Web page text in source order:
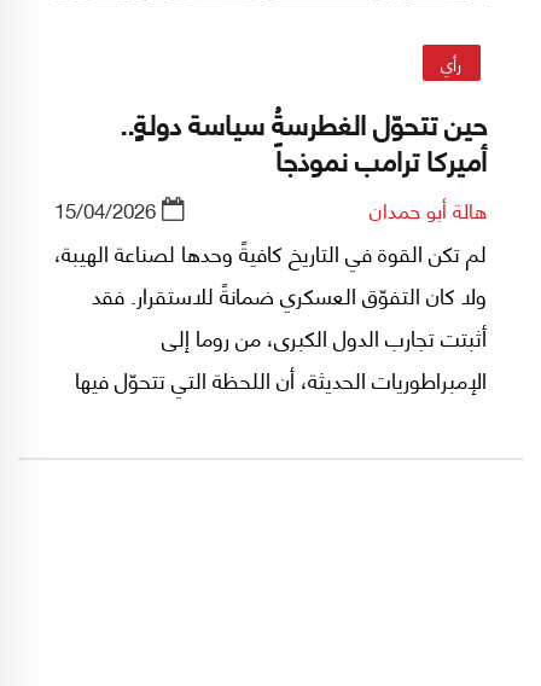
رأي
حين تتحوّل الغطرسةُ سياسة دولةٍٍ..
أميركا ترامب نموذجاً
هالة أبو حمدان 15/04/2026
لم تكن القوة في التاريخ كافيةً وحدها لصناعة الهيبة،
ولا كان التفوّق العسكري ضمانةً للاستقرار. فقد
أثبتت تجارب الدول الكبرى، من روما إلى
الإمبراطوريات الحديثة، أن اللحظة التي تتحوّل فيها
فيها بالتآكل من الداخل. من هنا، لا يمكن قراءة